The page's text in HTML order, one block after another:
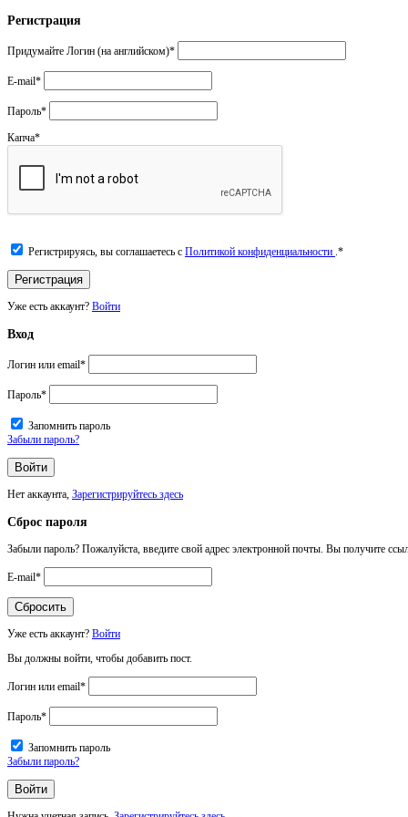
Регистрация
Придумайте Логин (на английском)*
E-mail*
Пароль*
Капча*
Регистрируясь, вы соглашаетесь с Политикой конфиденциальности .*
Уже есть аккаунт? Войти
Вход
Логин или email*
Пароль*
Запомнить пароль
Забыли пароль?
Нет аккаунта, Зарегистрируйтесь здесь
Сброс пароля
Забыли пароль? Пожалуйста, введите свой адрес электронной почты. Вы получите
E-mail*
Уже есть аккаунт? Войти
Вы должны войти, чтобы добавить пост.
Логин или email*
Пароль*
Запомнить пароль
Забыли пароль?